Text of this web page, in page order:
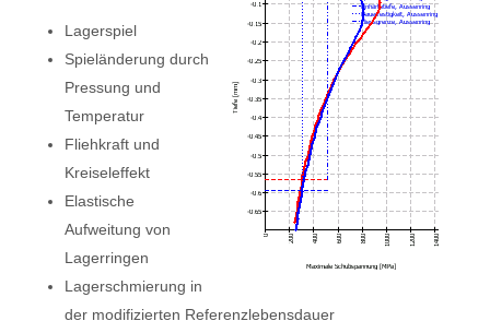
Lagerspiel
Spieländerung durch
Pressung und
Temperatur
Fliehkraft und
Kreiseleffekt
Elastische
Aufweitung von
Lagerringen
Lagerschmierung in
der modifizierten Referenzlebensdauer